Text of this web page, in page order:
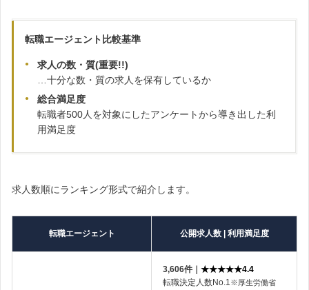
転職エージェント比較基準
求人の数・質(重要!!)
…十分な数・質の求人を保有しているか
総合満足度
転職者500人を対象にしたアンケートから導き出した利
用満足度
求人数順にランキング形式で紹介します。
転職エージェント 公開求人数 | 利用満足度
3,606件｜ ★★★★★4.4
転職決定人数No.1 ※厚生労働省